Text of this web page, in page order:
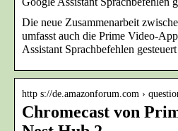
Die neue Zusammenarbeit
umfasst auch die Prime Video-
Assistant Sprachbefehlen
http s://de.amazonforum.com ›
Chromecast von